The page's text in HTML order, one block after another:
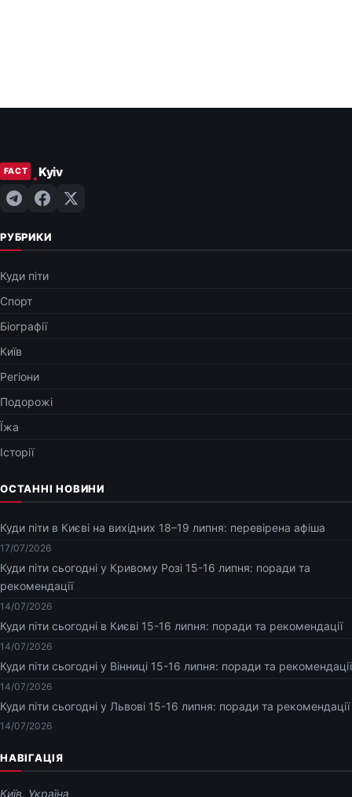
РУБРИКИ
Куди піти
Спорт
Біографії
Київ
Регіони
Подорожі
Їжа
Історії
ОСТАННІ НОВИНИ
Куди піти в Києві на вихідних 18–19 липня: перевірена афіша
17/07/2026
Куди піти сьогодні у Кривому Розі 15-16 липня: поради та
рекомендації
14/07/2026
Куди піти сьогодні в Києві 15-16 липня: поради та рекомендації
14/07/2026
Куди піти сьогодні у Вінниці 15-16 липня: поради та рекомендації
14/07/2026
Куди піти сьогодні у Львові 15-16 липня: поради та рекомендації
14/07/2026
НАВІГАЦІЯ
Київ, Україна